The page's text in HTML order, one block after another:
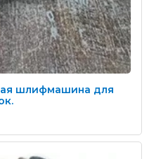
шлифмашина для